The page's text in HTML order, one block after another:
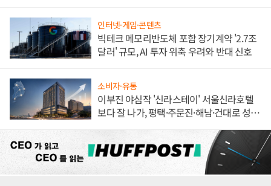
인터넷·게임·콘텐츠
빅테크 메모리반도체 포함 장기계약 '2.7조
달러' 규모, AI 투자 위축 우려와 반대 신호
소비자·유통
이부진 야심작 '신라스테이' 서울신라호텔
보다 잘 나가, 평택·주문진·해남·건대로 성